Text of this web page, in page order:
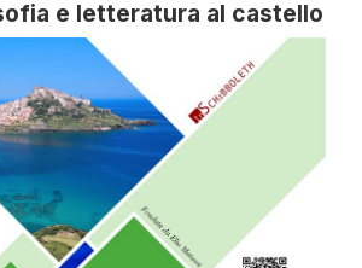
e letteratura al castello